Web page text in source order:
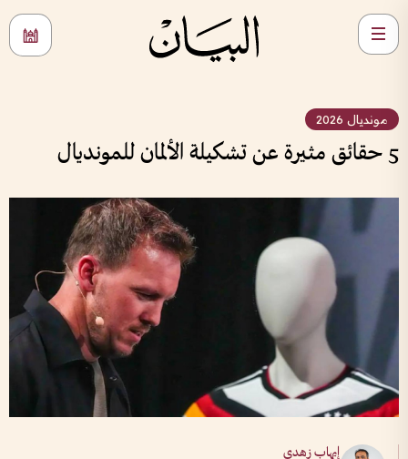
مونديال 2026
5 حقائق مثيرة عن تشكيلة الألمان للمونديال
إيهاب زهدي